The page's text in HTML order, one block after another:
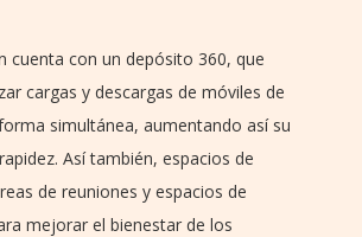
cuenta con un depósito 360, que
cargas y descargas de móviles de
simultánea, aumentando así su
Así también, espacios de
de reuniones y espacios de
mejorar el bienestar de los